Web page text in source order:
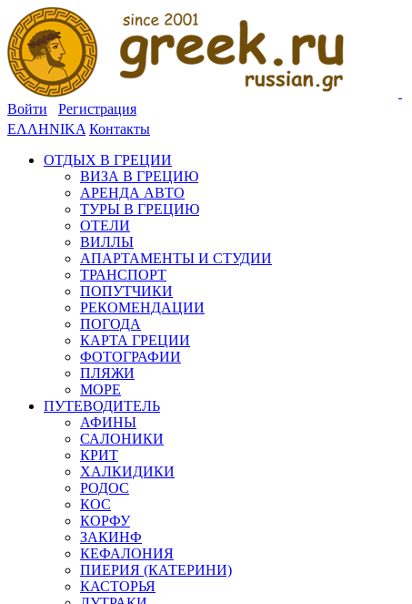
Войти
Регистрация
ΕΛΛΗΝΙΚΑ Контакты
ОТДЫХ В ГРЕЦИИ
ВИЗА В ГРЕЦИЮ
АРЕНДА АВТО
ТУРЫ В ГРЕЦИЮ
ОТЕЛИ
ВИЛЛЫ
АПАРТАМЕНТЫ И СТУДИИ
ТРАНСПОРТ
ПОПУТЧИКИ
РЕКОМЕНДАЦИИ
ПОГОДА
КАРТА ГРЕЦИИ
ФОТОГРАФИИ
ПЛЯЖИ
МОРЕ
ПУТЕВОДИТЕЛЬ
АФИНЫ
САЛОНИКИ
КРИТ
ХАЛКИДИКИ
РОДОС
КОС
КОРФУ
ЗАКИНФ
КЕФАЛОНИЯ
ПИЕРИЯ (КАТЕРИНИ)
КАСТОРЬЯ